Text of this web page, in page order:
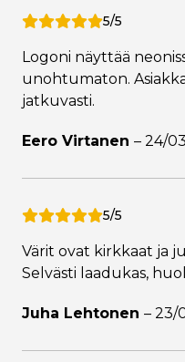
5/5
Logoni näyttää
unohtumaton.
jatkuvasti.
Eero Virtanen – 24/
5/5
Värit ovat kirkkaat ja
Selvästi laadukas,
Juha Lehtonen – 23/